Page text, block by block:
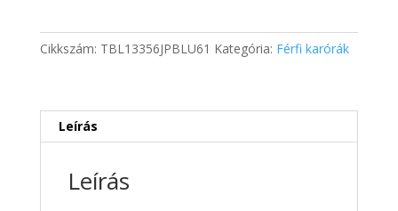
szíjjal
Cikkszám: TBL13356JPBLU61 Kategória: Férfi karórák
Leírás
Leírás